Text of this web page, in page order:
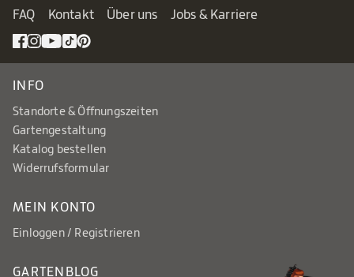
FAQ Kontakt Über uns Jobs & Karriere
INFO
Standorte & Öffnungszeiten
Gartengestaltung
Katalog bestellen
Widerrufsformular
MEIN KONTO
Einloggen / Registrieren
GARTENBLOG